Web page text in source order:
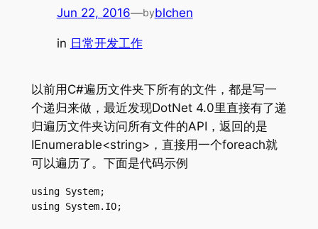
Jun 22, 2016—byblchen
in 日常开发工作
以前用C#遍历文件夹下所有的文件，都是写一
个递归来做，最近发现DotNet 4.0里直接有了递
归遍历文件夹访问所有文件的API，返回的是
IEnumerable<string>，直接用一个foreach就
可以遍历了。下面是代码示例
using System;
using System.IO;